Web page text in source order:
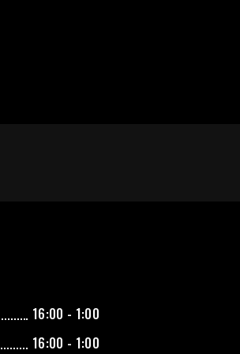
16:00 - 1:00
16:00 - 1:00